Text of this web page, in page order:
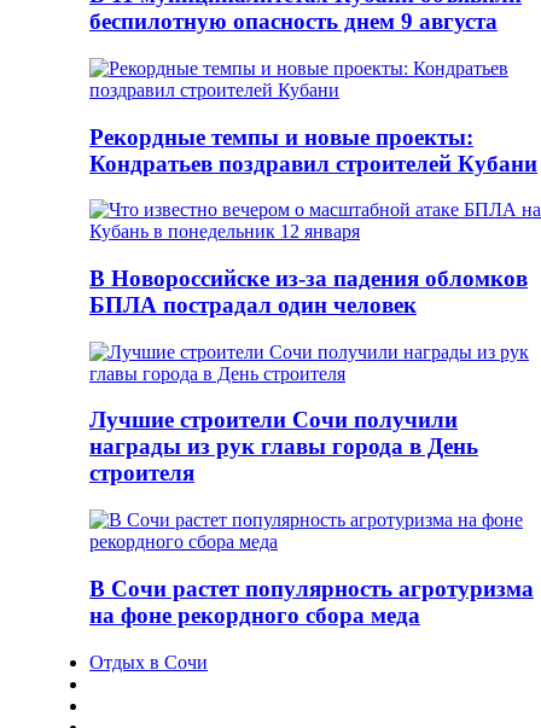
беспилотную опасность днем 9 августа
Рекордные темпы и новые проекты:
Кондратьев поздравил строителей Кубани
В Новороссийске из-за падения обломков
БПЛА пострадал один человек
Лучшие строители Сочи получили
награды из рук главы города в День
строителя
В Сочи растет популярность агротуризма
на фоне рекордного сбора меда
Отдых в Сочи